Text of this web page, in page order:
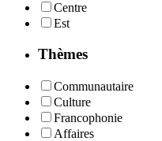
Centre
Est
Thèmes
Communautaire
Culture
Francophonie
Affaires